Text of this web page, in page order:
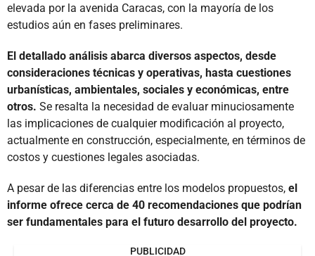
elevada por la avenida Caracas, con la mayoría de los
estudios aún en fases preliminares.
El detallado análisis abarca diversos aspectos, desde
consideraciones técnicas y operativas, hasta cuestiones
urbanísticas, ambientales, sociales y económicas, entre
otros. Se resalta la necesidad de evaluar minuciosamente
las implicaciones de cualquier modificación al proyecto,
actualmente en construcción, especialmente, en términos de
costos y cuestiones legales asociadas.
A pesar de las diferencias entre los modelos propuestos, el
informe ofrece cerca de 40 recomendaciones que podrían
ser fundamentales para el futuro desarrollo del proyecto.
PUBLICIDAD